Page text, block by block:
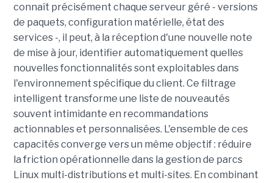
connaît précisément chaque serveur géré - versions
de paquets, configuration matérielle, état des
services -, il peut, à la réception d'une nouvelle note
de mise à jour, identifier automatiquement quelles
nouvelles fonctionnalités sont exploitables dans
l'environnement spécifique du client. Ce filtrage
intelligent transforme une liste de nouveautés
souvent intimidante en recommandations
actionnables et personnalisées. L'ensemble de ces
capacités converge vers un même objectif : réduire
la friction opérationnelle dans la gestion de parcs
Linux multi-distributions et multi-sites. En combinant